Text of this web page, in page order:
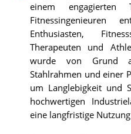
einem
Fitnessingenieuren
Enthusiasten,
Therapeuten und
wurde von Grund
Stahlrahmen und einer
um Langlebigkeit und
hochwertigen
eine langfristige